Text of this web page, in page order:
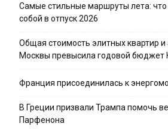
Самые стильные маршруты лета:
собой в отпуск 2026
Общая стоимость элитных квартир и
Москвы превысила годовой бюджет
Франция присоединилась к
В Греции призвали Трампа помочь
Парфенона